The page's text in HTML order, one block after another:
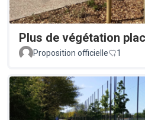
Plus de végétation
Proposition officielle
1